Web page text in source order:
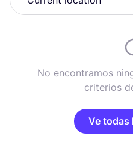
No encontramos
criterios
Ve todas